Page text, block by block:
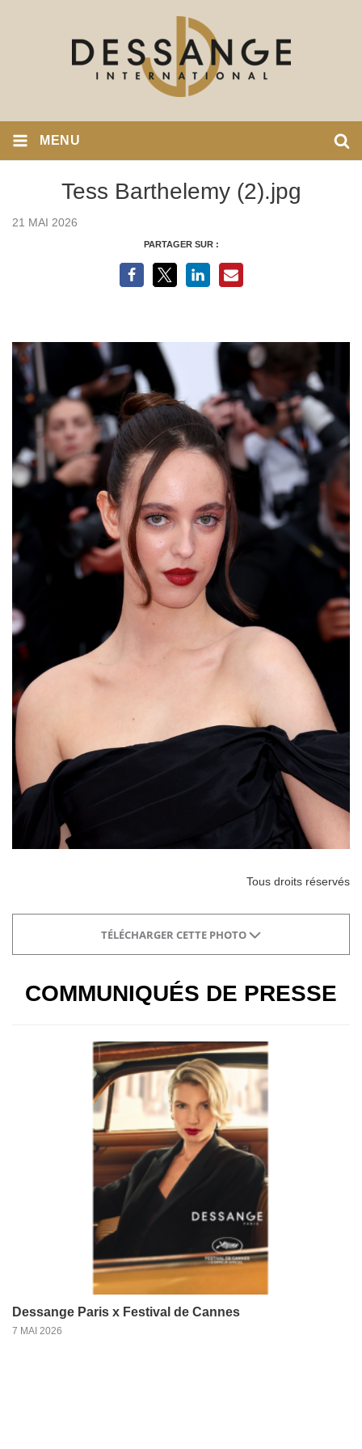
MENU
Tess Barthelemy (2).jpg
21 MAI 2026
PARTAGER SUR :
Tous droits réservés
TÉLÉCHARGER CETTE PHOTO
COMMUNIQUÉS DE PRESSE
Dessange Paris x Festival de Cannes
7 MAI 2026